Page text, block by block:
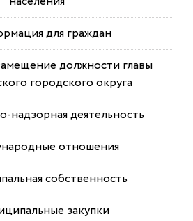
для граждан
должности главы
городского округа
деятельность
отношения
собственность
закупки